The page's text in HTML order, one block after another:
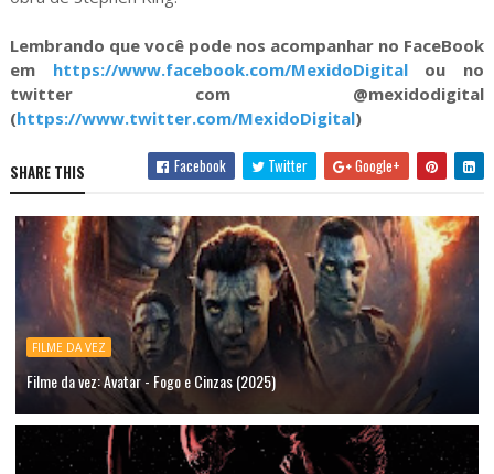
Lembrando que você pode nos acompanhar no FaceBook
em https://www.facebook.com/MexidoDigitalou no
twitter com @mexidodigital
(https://www.twitter.com/MexidoDigital)
SHARE THIS Facebook Twitter Google+
FILME DA VEZ
Filme da vez: Avatar - Fogo e Cinzas (2025)